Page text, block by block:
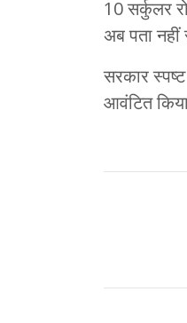
10 सर्कुलर
अब पता नहीं
सरकार
आवंटित